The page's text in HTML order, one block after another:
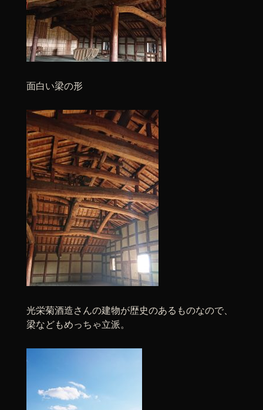
面白い梁の形
光栄菊酒造さんの建物が歴史のあるものなので、
梁などもめっちゃ立派。